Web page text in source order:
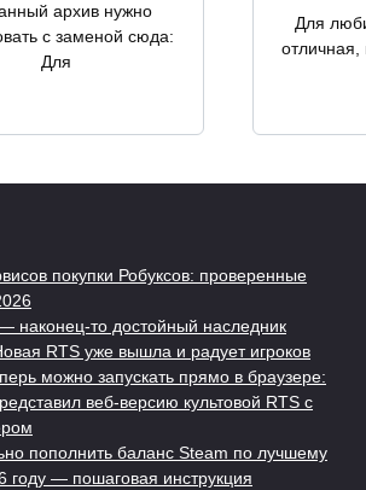
архив нужно
c заменой сюда:
Для
Для
отличная,
покупки Робуксов: проверенные
наконец-то достойный наследник
RTS уже вышла и радует игроков
можно запускать прямо в браузере:
веб-версию культовой RTS с
пополнить баланс Steam по лучшему
году — пошаговая инструкция